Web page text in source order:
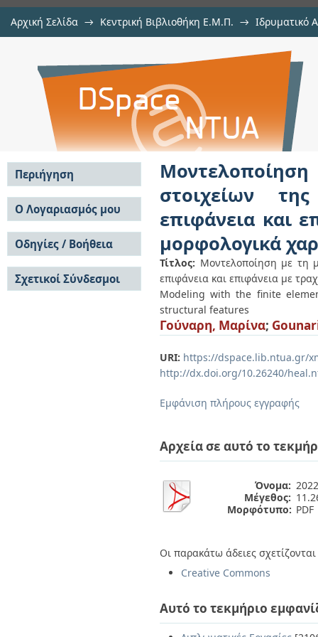
Αρχική Σελίδα → Κεντρική Βιβλιοθήκη Ε.Μ.Π. → Ιδρυματικό
Μοντελοποίηση με τη
πρόσκρουσης σταγόνας σε λεία
διαφορετικά μορφολογικά
στοιχείων
επιφάνεια και
μορφολογικά
Τίτλος: Μοντελοποίηση με τη
επιφάνεια και επιφάνεια με
Modeling with the finite
structural features
Γούναρη, Μαρίνα;
URI: https://dspace.lib.ntua.gr/
http://dx.doi.org/10.26240/
Εμφάνιση πλήρους εγγραφής
Αρχεία σε αυτό το
Όνομα:
Μέγεθος:
Μορφότυπο: PDF
Οι παρακάτω άδειες
Creative Commons
Αυτό το τεκμήριο
Περιήγηση
Σε όλο το DSpace
Κοινότητες & Συλλογές
Ανά Ημερομηνία
Έκδοσης
Συγγραφείς
Τίτλοι
Θέματα
Ο Λογαριασμός μου
Σύνδεση
Εγγραφή
Οδηγίες / Βοήθεια
Οδηγίες Υποβολής
Οδηγίες Χρήσης ΙΑ
Συχνές Ερωτήσεις
Σχετικοί Σύνδεσμοι